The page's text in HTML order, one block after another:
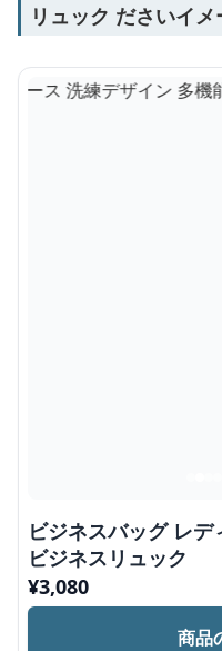
リュック ださいイ
ビジネスバッグ レ
ビジネスリュック
¥3,080
商品